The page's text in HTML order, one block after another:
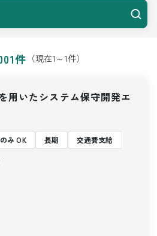
件 （現在1 ～1件）
いたシステム保守開発エ
み OK 長期
交通費支給